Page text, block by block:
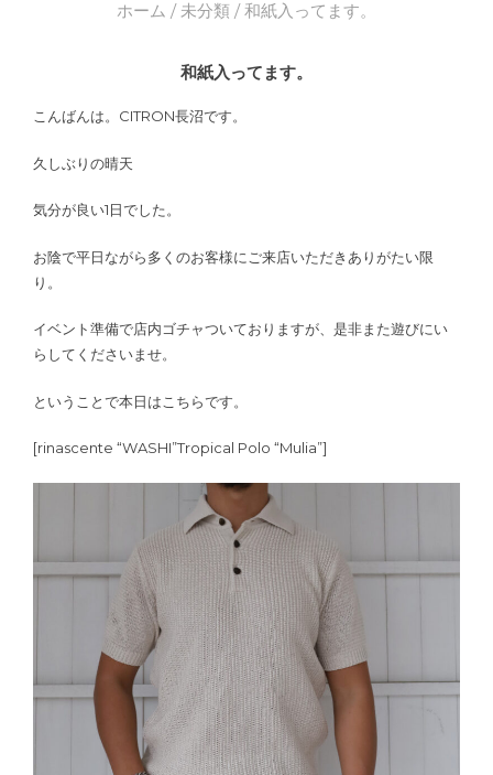
ホーム / 未分類 / 和紙入ってます。
和紙入ってます。
こんばんは。CITRON長沼です。
久しぶりの晴天
気分が良い1日でした。
お陰で平日ながら多くのお客様にご来店いただきありがたい限
り。
イベント準備で店内ゴチャついておりますが、是非また遊びにい
らしてくださいませ。
ということで本日はこちらです。
[rinascente “WASHI”Tropical Polo “Mulia”]